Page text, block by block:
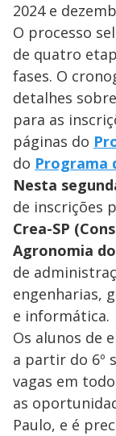
2024 e
O processo
de quatro
fases. O
detalhes
para as
páginas do
do Programa
Nesta
de inscrições
Crea-SP
Agronomia
de
engenharias,
e informática.
Os alunos de
a partir do 6º
vagas em
as
Paulo, e é